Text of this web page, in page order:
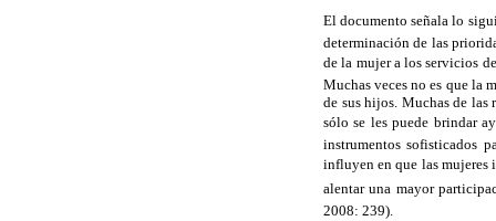
El documento señala lo
determinación de las
de la mujer a los servicios
Muchas veces no es que la
de sus hijos. Muchas de
sólo se les puede brindar
instrumentos sofisticados
influyen en que las mujeres
alentar una mayor
2008: 239).